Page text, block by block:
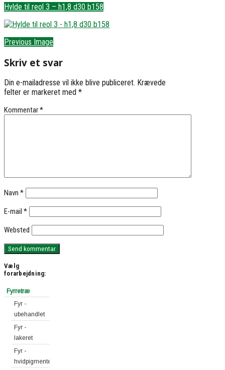
Hylde til reol 3 – h1,8 d30 b158
Previous Image
Skriv et svar
Din e-mailadresse vil ikke blive publiceret. Krævede
felter er markeret med *
Kommentar*
Navn *
E-mail *
Websted
Vælg
forarbejdning:
Fyrretræ
Fyr -
ubehandlet
Fyr -
lakeret
Fyr -
hvidpigmenteret